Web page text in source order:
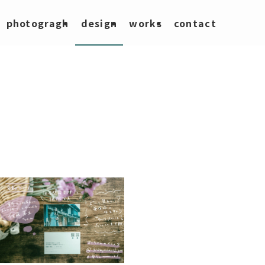
photogragh design works contact